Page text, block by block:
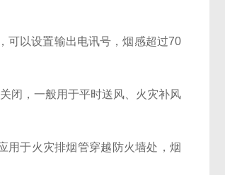
可以设置输出电讯号，烟感超过70
闭，一般用于平时送风、火灾补风
用于火灾排烟管穿越防火墙处，烟